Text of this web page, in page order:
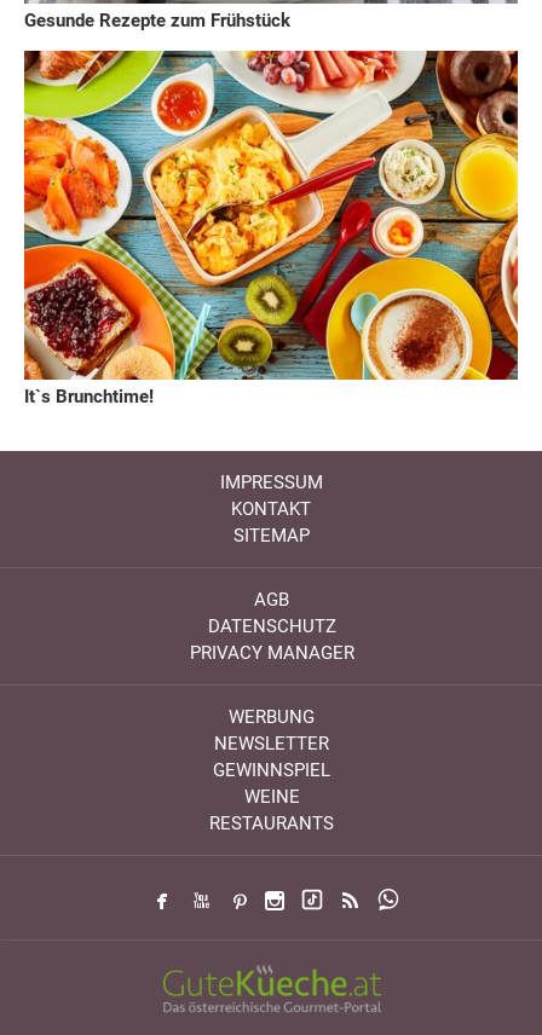
Gesunde Rezepte zum Frühstück
It`s Brunchtime!
IMPRESSUM
KONTAKT
SITEMAP
AGB
DATENSCHUTZ
PRIVACY MANAGER
WERBUNG
NEWSLETTER
GEWINNSPIEL
WEINE
RESTAURANTS